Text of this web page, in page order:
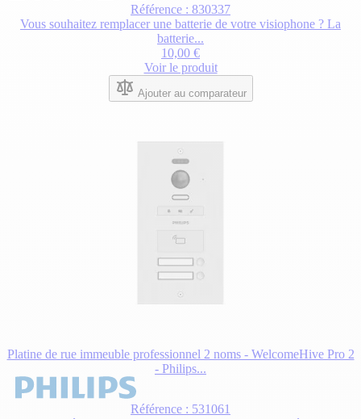
Référence : 830337
Vous souhaitez remplacer une batterie de votre visiophone ? La
batterie...
10,00 €
Voir le produit
Ajouter au comparateur
Platine de rue immeuble professionnel 2 noms - WelcomeHive Pro 2
- Philips...
Référence : 531061